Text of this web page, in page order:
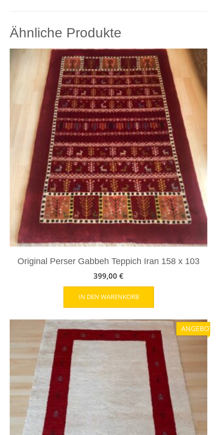
Ähnliche Produkte
Original Perser Gabbeh Teppich Iran 158 x 103
399,00 €
IN DEN WARENKORB
ANGEBOT!